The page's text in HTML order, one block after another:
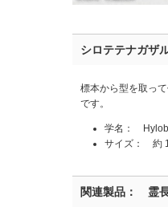
シロテテナガザ
標本から型を取っ
です。
学名：
サイズ： 約
関連製品： 霊